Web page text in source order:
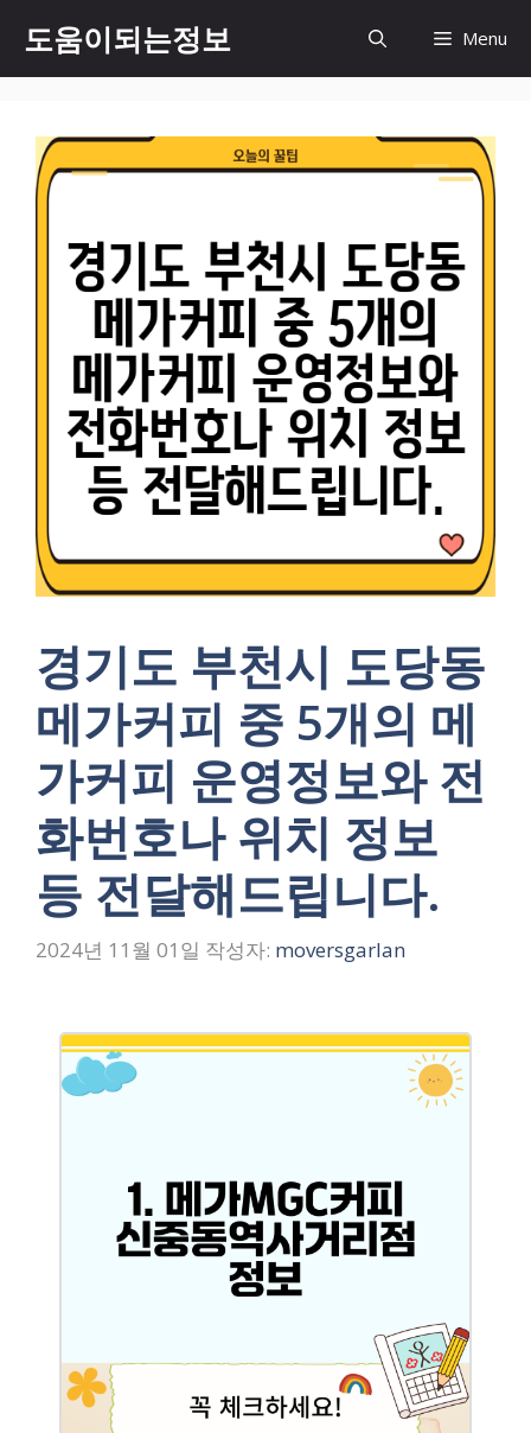
츠
도움이되는정보 Menu
경기도 부천시 도당동
메가커피 중 5개의 메
가커피 운영정보와 전
화번호나 위치 정보
등 전달해드립니다.
2024년 11월 01일 작성자: moversgarlan